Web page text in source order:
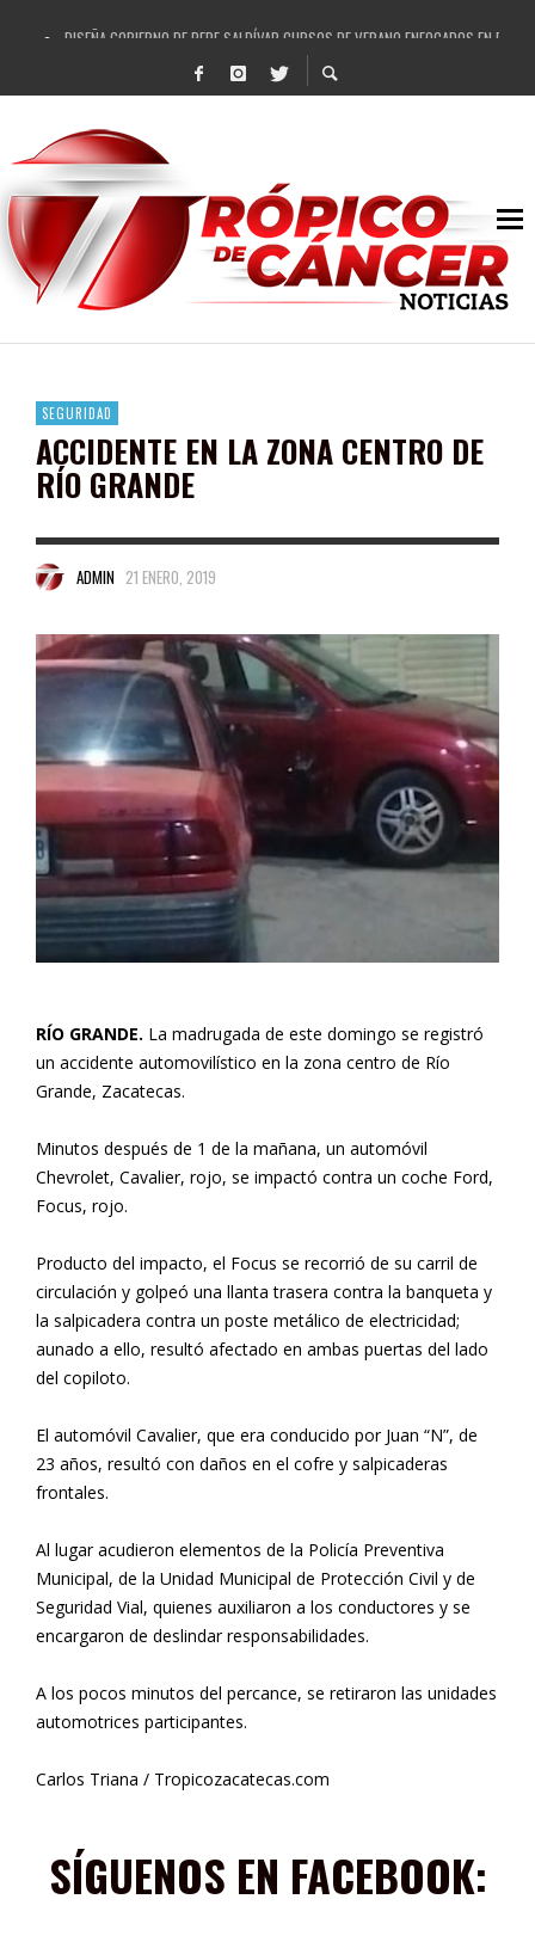
DISEÑA GOBIERNO DE PEPE SALDÍVAR CURSOS DE VERANO ENFOCADOS EN
REFRENDAN LOS 28 DELEGADOS Y 14 COMISARIADOS DE GUADALUPE APOYO A
FORTALECE GOBIERNO DE PEPE SALDÍVAR LA EDUCACIÓN EN LA ZACATECANA
GOBIERNO DE PEPE SALDÍVAR Y GRUPO FEMSA GENERAN MÁS DE 3 MIL EMPLEOS
CUARTA FERIA EXPO AGROPECUARIA TRAJO BENEFICIO DIRECTO A GUADALUPE:
RECONOCE PEPE SALDÍVAR A ARTISTA ZACATECANA VICTORIA HERNÁNDEZ
EGRESA GOBIERNO DE PEPE SALDÍVAR A 500 NUEVAS EMPRESARIAS
SON MUJERES GUADALUPENSES PRINCIPALES BENEFICIADAS DEL PROGRAMA
SEGURIDAD
ACCIDENTE EN LA ZONA CENTRO DE
RÍO GRANDE
ADMIN 21 ENERO, 2019
RÍO GRANDE. La madrugada de este domingo se registró
un accidente automovilístico en la zona centro de Río
Grande, Zacatecas.
Minutos después de 1 de la mañana, un automóvil
Chevrolet, Cavalier, rojo, se impactó contra un coche Ford,
Focus, rojo.
Producto del impacto, el Focus se recorrió de su carril de
circulación y golpeó una llanta trasera contra la banqueta y
la salpicadera contra un poste metálico de electricidad;
aunado a ello, resultó afectado en ambas puertas del lado
del copiloto.
El automóvil Cavalier, que era conducido por Juan “N”, de
23 años, resultó con daños en el cofre y salpicaderas
frontales.
Al lugar acudieron elementos de la Policía Preventiva
Municipal, de la Unidad Municipal de Protección Civil y de
Seguridad Vial, quienes auxiliaron a los conductores y se
encargaron de deslindar responsabilidades.
A los pocos minutos del percance, se retiraron las unidades
automotrices participantes.
Carlos Triana / Tropicozacatecas.com
SÍGUENOS EN FACEBOOK: